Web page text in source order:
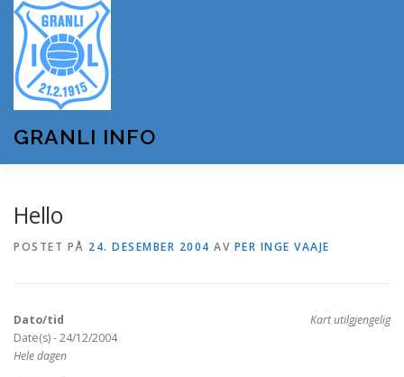
innhold
GRANLI INFO
OM GRANLI INFO
Hello
POSTET PÅ 24. DESEMBER 2004 AV PER INGE VAAJE
Kart utilgjengelig
Dato/tid
Date(s) - 24/12/2004
Hele dagen